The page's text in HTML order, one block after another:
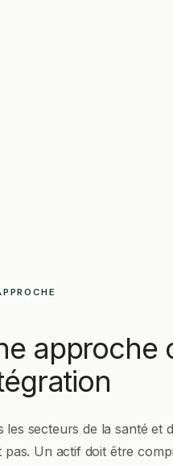
approche
les secteurs de la santé et
pas. Un actif doit être